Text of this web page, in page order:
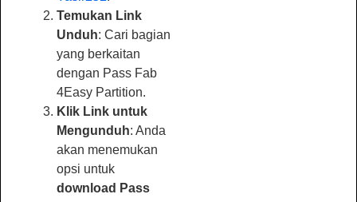
Temukan Link
Unduh: Cari bagian
yang berkaitan
dengan Pass Fab
4Easy Partition.
Klik Link untuk
Mengunduh: Anda
akan menemukan
opsi untuk
download Pass